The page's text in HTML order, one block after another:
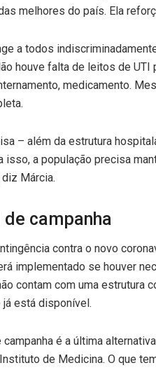
melhores do país. Ela
a todos
houve falta de leitos de
medicamento.
– além da estrutura
isso, a população precisa
Márcia.
campanha
contra o novo
implementado se houver
contam com uma estrutura
está disponível.
campanha é a última
de Medicina. O que